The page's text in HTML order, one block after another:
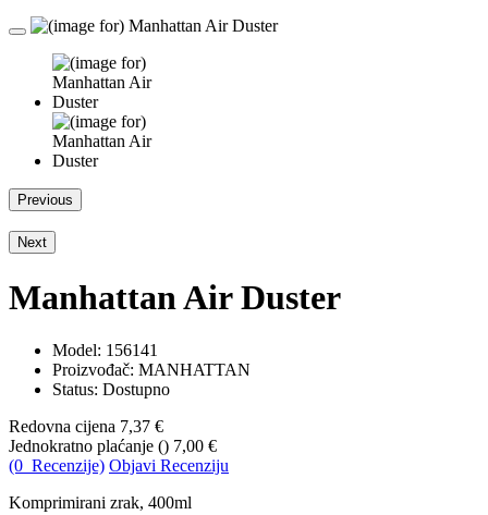
Previous
Next
Manhattan Air Duster
Model: 156141
Proizvođač: MANHATTAN
Status: Dostupno
Redovna cijena 7,37 €
Jednokratno plaćanje () 7,00 €
(0 Recenzije) Objavi Recenziju
Komprimirani zrak, 400ml